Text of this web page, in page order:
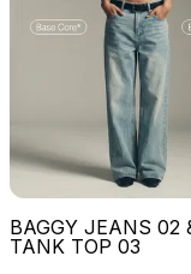
BAGGY JEANS 02
TANK TOP 03